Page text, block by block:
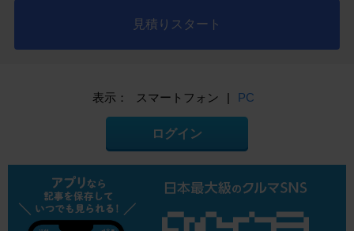
見積りスタート
表示： スマートフォン | PC
ログイン